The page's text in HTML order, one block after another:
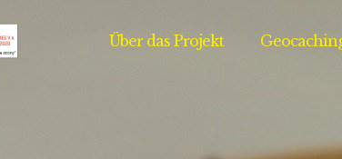
Über das Projekt